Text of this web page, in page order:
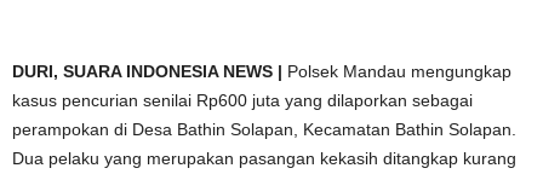
DURI, SUARA INDONESIA NEWS | Polsek Mandau mengungkap
kasus pencurian senilai Rp600 juta yang dilaporkan sebagai
perampokan di Desa Bathin Solapan, Kecamatan Bathin Solapan.
Dua pelaku yang merupakan pasangan kekasih ditangkap kurang